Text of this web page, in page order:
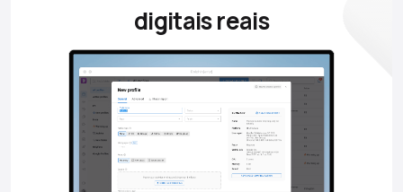
digitais reais